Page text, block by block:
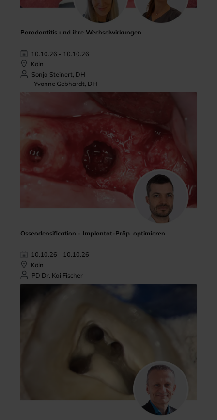
Parodontitis und ihre Wechselwirkungen
10.10.26 - 10.10.26
Köln
Sonja Steinert, DH
Yvonne Gebhardt, DH
Osseodensification - Implantat-Präp. optimieren
10.10.26 - 10.10.26
Köln
PD Dr. Kai Fischer